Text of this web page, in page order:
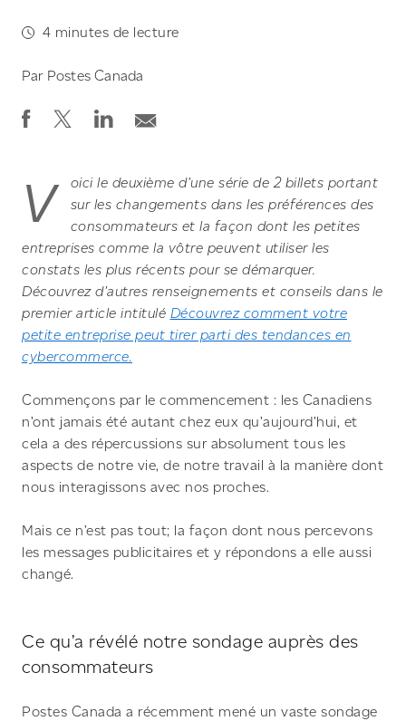
4 minutes de lecture
Par Postes Canada
V
oici le deuxième d’une série de 2 billets portant
sur les changements dans les préférences des
consommateurs et la façon dont les petites
entreprises comme la vôtre peuvent utiliser les
constats les plus récents pour se démarquer.
Découvrez d’autres renseignements et conseils dans le
premier article intitulé Découvrez comment votre
petite entreprise peut tirer parti des tendances en
cybercommerce.
Commençons par le commencement : les Canadiens
n’ont jamais été autant chez eux qu’aujourd’hui, et
cela a des répercussions sur absolument tous les
aspects de notre vie, de notre travail à la manière dont
nous interagissons avec nos proches.
Mais ce n’est pas tout; la façon dont nous percevons
les messages publicitaires et y répondons a elle aussi
changé.
Ce qu’a révélé notre sondage auprès des
consommateurs
Postes Canada a récemment mené un vaste sondage